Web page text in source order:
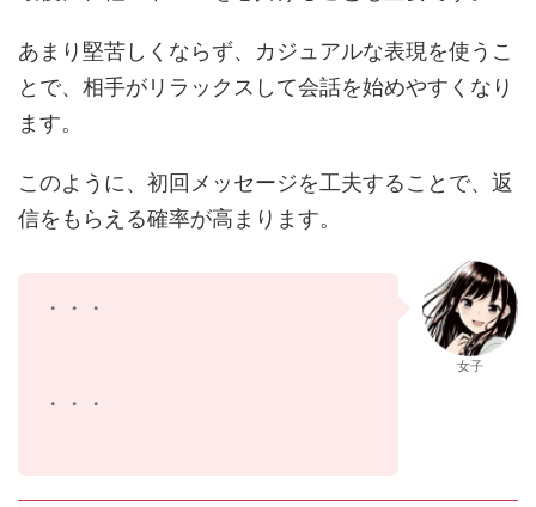
あまり堅苦しくならず、カジュアルな表現を使うこ
とで、相手がリラックスして会話を始めやすくなり
ます。
このように、初回メッセージを工夫することで、返
信をもらえる確率が高まります。
・・・
・・・
女子